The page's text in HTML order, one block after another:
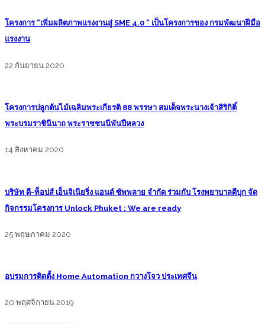
โครงการ “เพิ่มผลิตภาพแรงงานสู่ SME 4.0 ” เป็นโครงการของ กรมพัฒนาฝีมือ
แรงงาน
22 กันยายน 2020
โครงการปลูกต้นไม้เฉลิมพระเกียรติ 88 พรรษา สมเด็จพระนางเจ้าสิริกิติ์
พระบรมราชินีนาถ พระราชชนนีพันปีหลวง
14 สิงหาคม 2020
บริษัท ดี-ท็อปส์ เอ็นจิเนียริ่ง แอนด์ ซัพพลาย จำกัด ร่วมกับ โรงพยาบาลดีบุก จัด
กิจกรรมโครงการ Unlock Phuket : We are ready
25 พฤษภาคม 2020
อบรมการติดตั้ง Home Automation กวางโจว ประเทศจีน
20 พฤศจิกายน 2019